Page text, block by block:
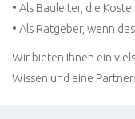
• Als Bauleiter, die
• Als Ratgeber, wenn
Wir bieten Ihnen ein
Wissen und eine